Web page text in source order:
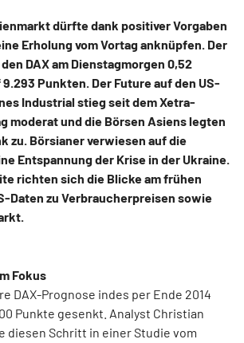
dürfte dank positiver Vorgaben
Erholung vom Vortag anknüpfen. Der
DAX am Dienstagmorgen 0,52
Punkten. Der Future auf den US-
Industrial stieg seit dem Xetra-
moderat und die Börsen Asiens legten
zu. Börsianer verwiesen auf die
Entspannung der Krise in der Ukraine.
richten sich die Blicke am frühen
Daten zu Verbraucherpreisen sowie
Fokus
DAX-Prognose indes per Ende 2014
Punkte gesenkt. Analyst Christian
diesen Schritt in einer Studie vom